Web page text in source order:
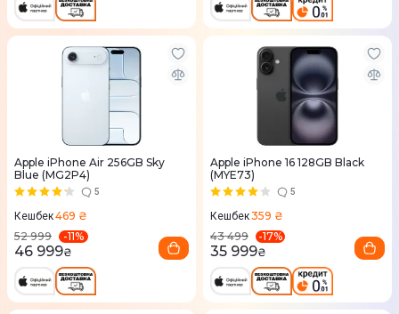
Apple iPhone Air 256GB Sky
Blue (MG2P4)
5
Кешбек469 ₴
52 999
-11%
46 999₴
Apple iPhone 16 128GB Black
(MYE73)
5
Кешбек359 ₴
43 499
-17%
35 999₴